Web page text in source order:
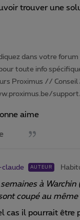
trouver une
dans votre
toute info
Proximus // Conseil
aime
AUTEUR
à
coupé au
cas il pourrait être